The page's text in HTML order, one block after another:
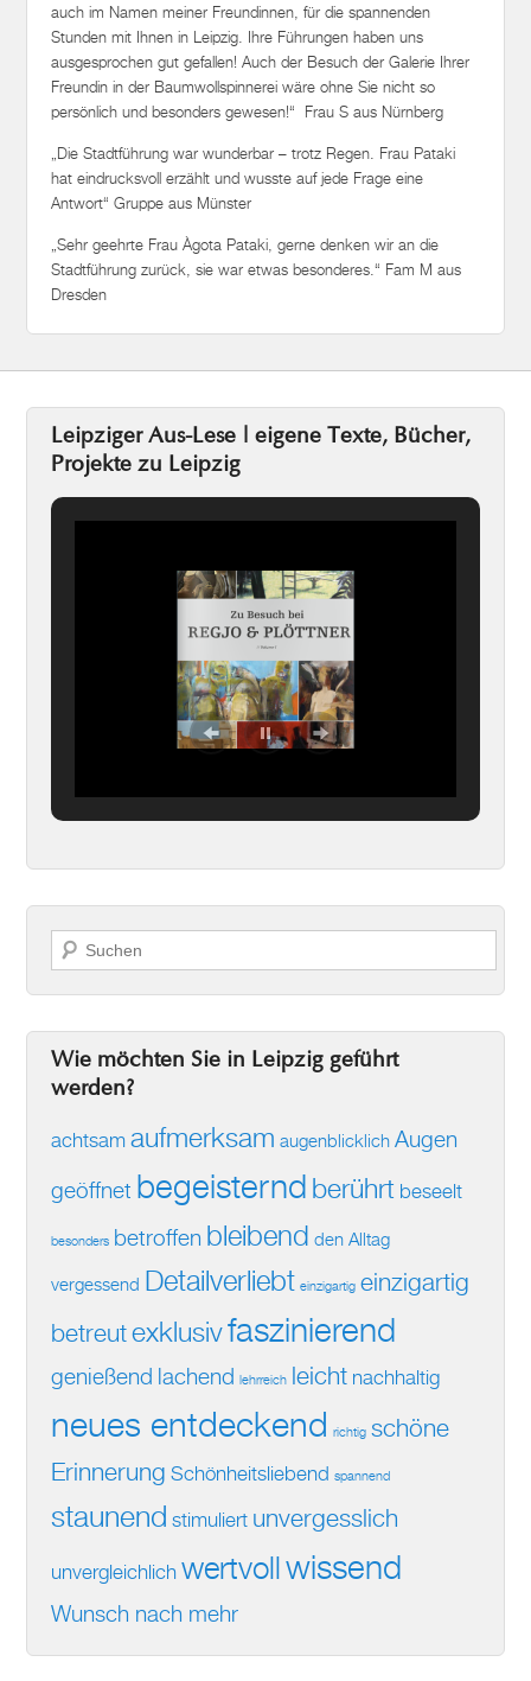
auch im Namen meiner Freundinnen, für die spannenden
Stunden mit Ihnen in Leipzig. Ihre Führungen haben uns
ausgesprochen gut gefallen! Auch der Besuch der Galerie Ihrer
Freundin in der Baumwollspinnerei wäre ohne Sie nicht so
persönlich und besonders gewesen!“ Frau S aus Nürnberg
„Die Stadtführung war wunderbar – trotz Regen. Frau Pataki
hat eindrucksvoll erzählt und wusste auf jede Frage eine
Antwort“ Gruppe aus Münster
„Sehr geehrte Frau Àgota Pataki, gerne denken wir an die
Stadtführung zurück, sie war etwas besonderes.“ Fam M aus
Dresden
Leipziger Aus-Lese | eigene Texte, Bücher,
Projekte zu Leipzig
Suchen
Wie möchten Sie in Leipzig geführt
werden?
achtsam aufmerksam augenblicklich Augen
geöffnet begeisternd berührt beseelt
besonders betroffen bleibend den Alltag
vergessend Detailverliebt einzigartig einzigartig
betreutexklusivfaszinierend
genießend lachend lehrreich leicht nachhaltig
neues entdeckend richtig schöne
Erinnerung Schönheitsliebend spannend
staunend stimuliert unvergesslich
unvergleichlich wertvollwissend
Wunsch nach mehr